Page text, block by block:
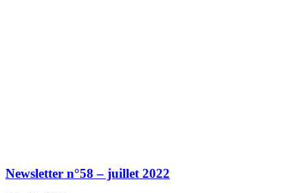
Newsletter n°58 – juillet 2022